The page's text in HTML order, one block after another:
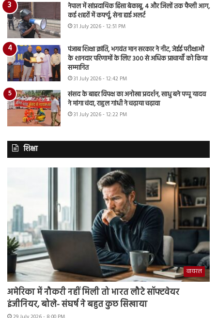
नेपाल में सांप्रदायिक हिंसा बेकाबू, 4 और जिलों तक फैली आग,
कई शहरों में कर्फ्यू, सेना हाई अलर्ट
31 July 2026 - 12:51 PM
पंजाब शिक्षा क्रांति, भगवंत मान सरकार ने नीट, जेईई परीक्षाओं
के शानदार परिणामों के लिए 300 से अधिक प्राचार्यों को किया
सम्मानित
31 July 2026 - 12:42 PM
संसद के बाहर विपक्ष का अनोखा प्रदर्शन, साधु बने पप्पू यादव
ने मांगा चंदा, राहुल गांधी ने चढ़ाया चढ़ावा
31 July 2026 - 12:22 PM
शिक्षा
वायरल
अमेरिका में नौकरी नहीं मिली तो भारत लौटे सॉफ्टवेयर
इंजीनियर, बोले- संघर्ष ने बहुत कुछ सिखाया